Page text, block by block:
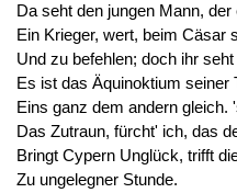
Da seht den jungen Mann, der
Ein Krieger, wert, beim Cäsar
Und zu befehlen; doch ihr
Es ist das Äquinoktium seiner
Eins ganz dem andern gleich.
Das Zutraun, fürcht' ich, das
Bringt Cypern Unglück, trifft
Zu ungelegner Stunde.